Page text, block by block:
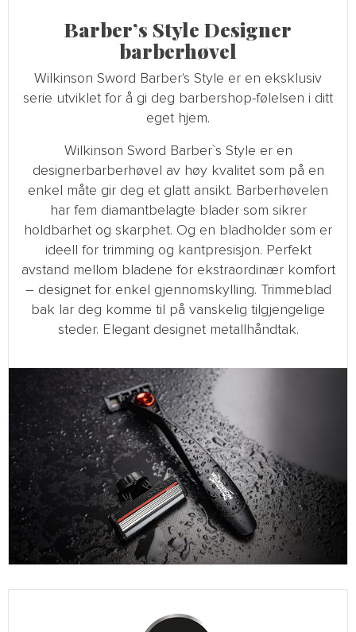
Barber’s Style Designer
barberhøvel
Wilkinson Sword Barber's Style er en eksklusiv
serie utviklet for å gi deg barbershop-følelsen i ditt
eget hjem.
Wilkinson Sword Barber`s Style er en
designerbarberhøvel av høy kvalitet som på en
enkel måte gir deg et glatt ansikt. Barberhøvelen
har fem diamantbelagte blader som sikrer
holdbarhet og skarphet. Og en bladholder som er
ideell for trimming og kantpresisjon. Perfekt
avstand mellom bladene for ekstraordinær komfort
– designet for enkel gjennomskylling. Trimmeblad
bak lar deg komme til på vanskelig tilgjengelige
steder. Elegant designet metallhåndtak.